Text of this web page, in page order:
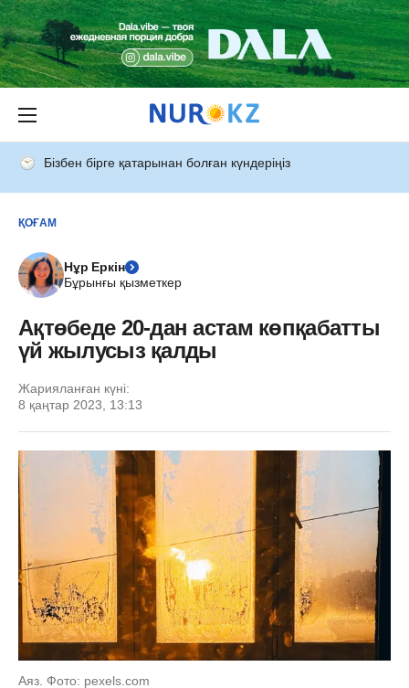
Бізбен бірге қатарынан болған күндеріңіз
ҚОҒАМ
Нұр Еркін
Бұрынғы қызметкер
Ақтөбеде 20-дан астам көпқабатты
үй жылусыз қалды
Жарияланған күні:
8 қаңтар 2023, 13:13
Аяз. Фото: pexels.com